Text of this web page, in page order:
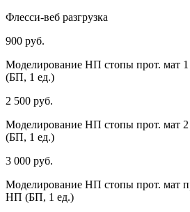
Флесси-веб разгрузка
900 руб.
Моделирование НП стопы прот. мат 1
(БП, 1 ед.)
2 500 руб.
Моделирование НП стопы прот. мат 2
(БП, 1 ед.)
3 000 руб.
Моделирование НП стопы прот. мат
НП (БП, 1 ед.)